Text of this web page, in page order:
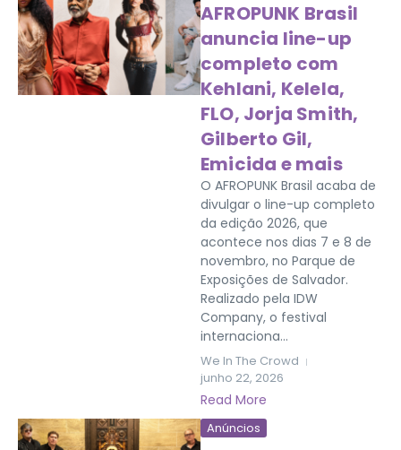
AFROPUNK Brasil
anuncia line-up
completo com
Kehlani, Kelela,
FLO, Jorja Smith,
Gilberto Gil,
Emicida e mais
O AFROPUNK Brasil acaba de
divulgar o line-up completo
da edição 2026, que
acontece nos dias 7 e 8 de
novembro, no Parque de
Exposições de Salvador.
Realizado pela IDW
Company, o festival
internaciona...
We In The Crowd
junho 22, 2026
Read More
Anúncios